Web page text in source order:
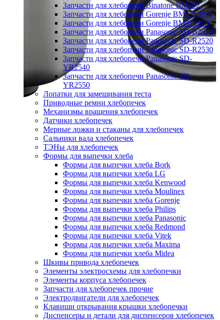
Запчасти для хлебопечи Binatone BM202
Запчасти для хлебопечи Gorenje BM1210BK
Запчасти для хлебопечи Gorenje BM910WII
Запчасти для хлебопечи Panasonic SD-B2510
Запчасти для хлебопечи Panasonic SD-R2520
Запчасти для хлебопечи Panasonic SD-R2530
Запчасти для хлебопечи Panasonic SD-
YR2540
Запчасти для хлебопечи Panasonic SD-
YR2550
Лопатки для замешивания теста
Приводные ремни хлебопечек
Механизмы вращения хлебопечек
Датчики хлебопечек
Мерные ложки и стаканы для хлебопечек
Сальники вала хлебопечек
ТЭНы для хлебопечек
Формы для выпечки хлеба
Формы для выпечки хлеба Bork
Формы для выпечки хлеба LG
Формы для выпечки хлеба Kenwood
Формы для выпечки хлеба Moulinex
Формы для выпечки хлеба Gorenje
Формы для выпечки хлеба Philips
Формы для выпечки хлеба Panasonic
Формы для выпечки хлеба Redmond
Формы для выпечки хлеба Vitek
Формы для выпечки хлеба Maxima
Формы для выпечки хлеба Midea
Шкивы привода хлебопечек
Элементы электросхемы для хлебопечки
Элементы корпуса хлебопечек
Запчасти для хлебопечек прочие
Электродвигатели для хлебопечек
Клавиши открывания крышки хлебопечки
Диспенсеры и детали для диспенсеров хлебопечек